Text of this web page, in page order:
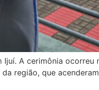
A cerimônia ocorreu
região, que